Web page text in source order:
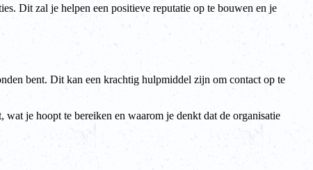
Dit zal je helpen een positieve reputatie op te bouwen en je
bent. Dit kan een krachtig hulpmiddel zijn om contact op te
je hoopt te bereiken en waarom je denkt dat de organisatie